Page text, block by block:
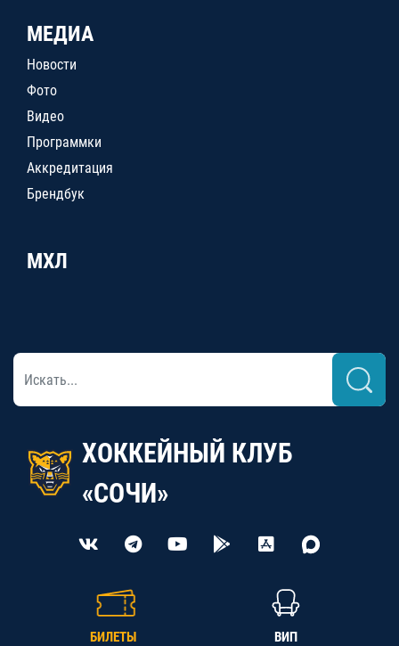
МЕДИА
Новости
Фото
Видео
Программки
Аккредитация
Брендбук
МХЛ
ХОККЕЙНЫЙ КЛУБ
«СОЧИ»
БИЛЕТЫ ВИП